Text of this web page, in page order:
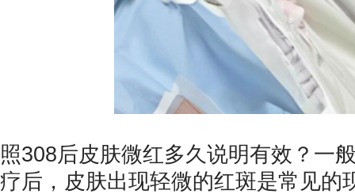
照308后皮肤微红多久说明有效？一
疗后，皮肤出现轻微的红斑是常见的